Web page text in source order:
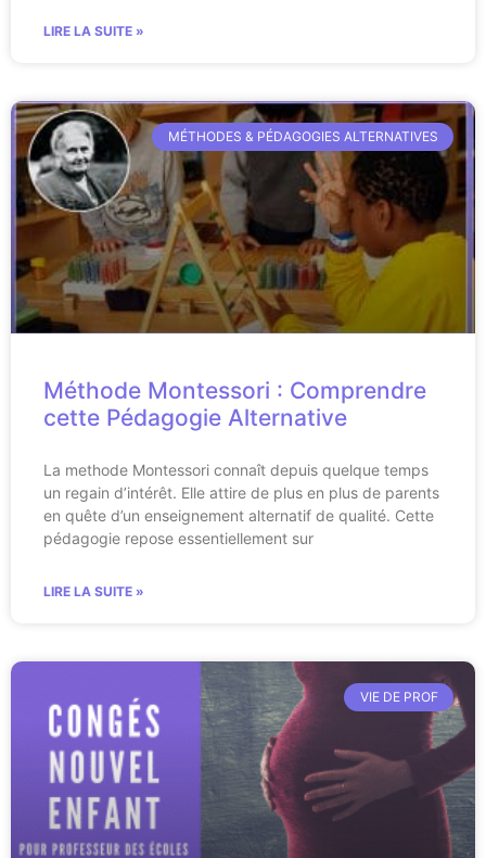
LIRE LA SUITE »
MÉTHODES & PÉDAGOGIES ALTERNATIVES
Méthode Montessori : Comprendre
cette Pédagogie Alternative
La methode Montessori connaît depuis quelque temps
un regain d’intérêt. Elle attire de plus en plus de parents
en quête d’un enseignement alternatif de qualité. Cette
pédagogie repose essentiellement sur
LIRE LA SUITE »
VIE DE PROF